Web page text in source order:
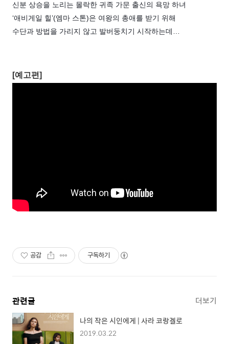
신분 상승을 노리는 몰락한 귀족 가문 출신의 욕망 하녀
‘애비게일 힐’(엠마 스톤)은 여왕의 총애를 받기 위해
수단과 방법을 가리지 않고 발버둥치기 시작하는데…
[예고편]
공감 구독하기
관련글 더보기
나의 작은 시인에게 | 사라 코랑겔로
2019.03.22